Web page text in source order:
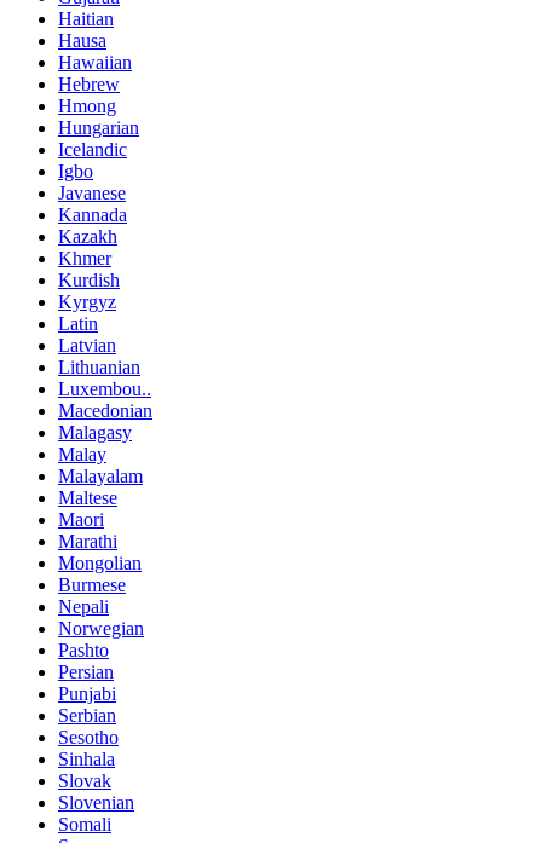
Haitian
Hausa
Hawaiian
Hebrew
Hmong
Hungarian
Icelandic
Igbo
Javanese
Kannada
Kazakh
Khmer
Kurdish
Kyrgyz
Latin
Latvian
Lithuanian
Luxembou..
Macedonian
Malagasy
Malay
Malayalam
Maltese
Maori
Marathi
Mongolian
Burmese
Nepali
Norwegian
Pashto
Persian
Punjabi
Serbian
Sesotho
Sinhala
Slovak
Slovenian
Somali